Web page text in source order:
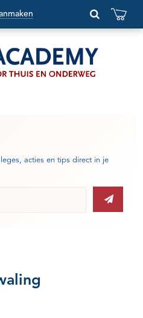
acties en tips direct in je